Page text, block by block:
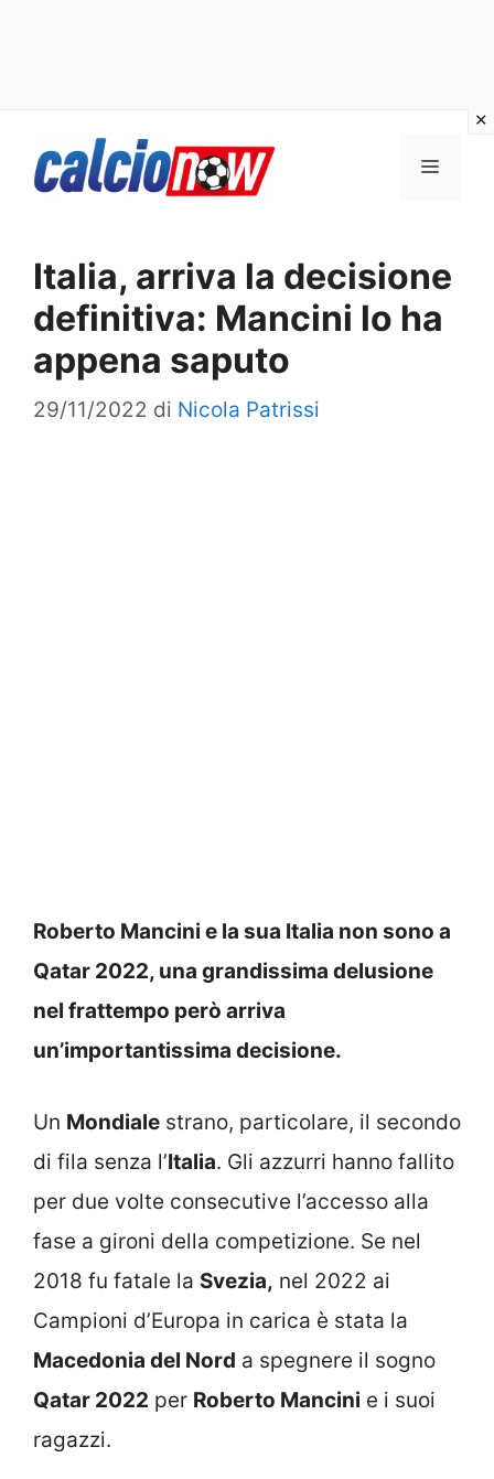
Menu
Italia, arriva la decisione
definitiva: Mancini lo ha
appena saputo
29/11/2022 di Nicola Patrissi
Roberto Mancini e la sua Italia non sono a
Qatar 2022, una grandissima delusione
nel frattempo però arriva
un’importantissima decisione.
Un Mondiale strano, particolare, il secondo
di fila senza l’Italia. Gli azzurri hanno fallito
per due volte consecutive l’accesso alla
fase a gironi della competizione. Se nel
2018 fu fatale la Svezia, nel 2022 ai
Campioni d’Europa in carica è stata la
Macedonia del Nord a spegnere il sogno
Qatar 2022 per Roberto Mancini e i suoi
ragazzi.